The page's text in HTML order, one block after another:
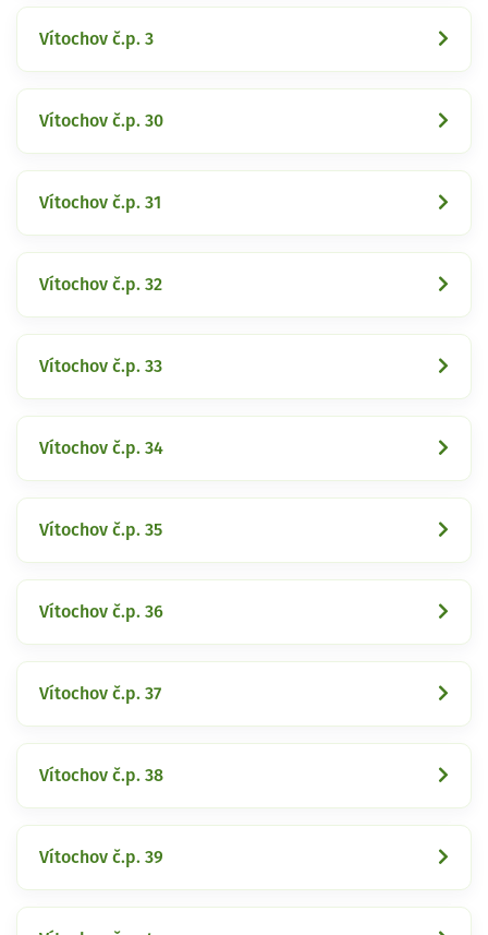
Vítochov č.p. 3
Vítochov č.p. 30
Vítochov č.p. 31
Vítochov č.p. 32
Vítochov č.p. 33
Vítochov č.p. 34
Vítochov č.p. 35
Vítochov č.p. 36
Vítochov č.p. 37
Vítochov č.p. 38
Vítochov č.p. 39